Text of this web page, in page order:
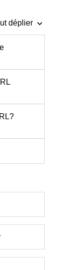
déplier keyboard_arrow_down